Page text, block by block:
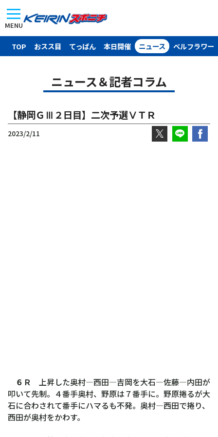
MENU
TOP おスス目 てっぱん 本日開催 ニュース ベルフラワー
ニュース＆記者コラム
【静岡ＧⅢ２日目】二次予選ⅤＴＲ
2023/2/11
６Ｒ
上昇した奥村―西田―吉岡を大石―佐藤―内田が
叩いて先制。４番手奥村、野原は７番手に。野原捲るが大
石に合わされて番手にハマるも不発。奥村―西田で捲り、
西田が奥村をかわす。